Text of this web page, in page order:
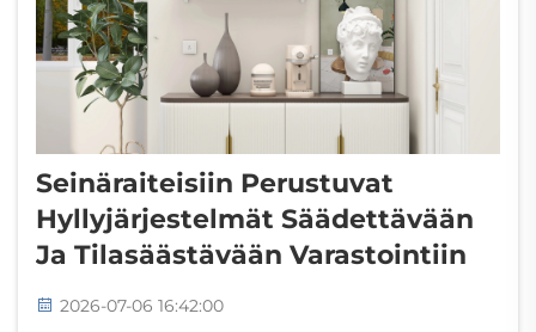
Seinäraiteisiin Perustuvat
Hyllyjärjestelmät Säädettävään
Ja Tilasäästävään Varastointiin
2026-07-06 16:42:00